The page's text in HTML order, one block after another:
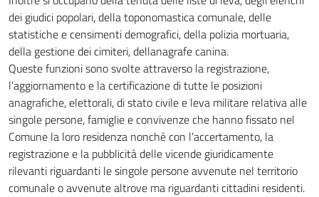
dei giudici popolari, della toponomastica comunale, delle
statistiche e censimenti demografici, della polizia mortuaria,
della gestione dei cimiteri, dellanagrafe canina.
Queste funzioni sono svolte attraverso la registrazione,
l’aggiornamento e la certificazione di tutte le posizioni
anagrafiche, elettorali, di stato civile e leva militare relativa alle
singole persone, famiglie e convivenze che hanno fissato nel
Comune la loro residenza nonché con l’accertamento, la
registrazione e la pubblicità delle vicende giuridicamente
rilevanti riguardanti le singole persone avvenute nel territorio
comunale o avvenute altrove ma riguardanti cittadini residenti.